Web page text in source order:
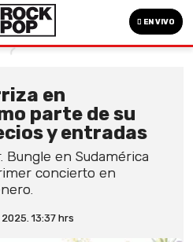
EN VIVO
en
parte de su
y entradas
Bungle en Sudamérica
concierto en
13:37 hrs